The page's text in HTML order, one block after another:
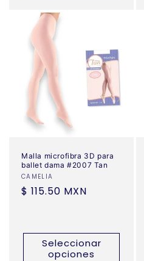
Malla microfibra 3D para
ballet dama #2007 Tan
Proveedor:
CAMELIA
Precio
$ 115.50 MXN
Seleccionar
opciones